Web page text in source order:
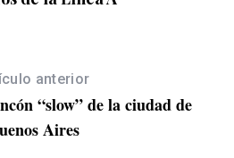
anterior
“slow” de la ciudad de
Aires